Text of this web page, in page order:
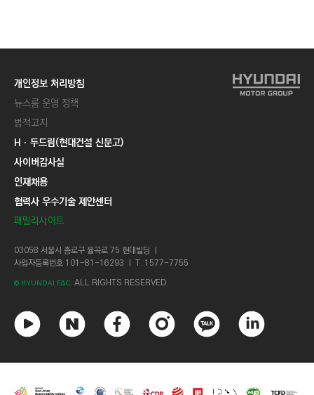
개인정보 처리방침
뉴스룸 운영 정책
법적고지
Hㆍ두드림(현대건설 신문고)
사이버감사실
인재채용
협력사 우수기술 제안센터
패밀리사이트
03058 서울시 종로구 율곡로 75 현대빌딩 ㅣ
사업자등록번호 101-81-16293 ㅣ T. 1577-7755
© HYUNDAI E&C. ALL RIGHTS RESERVED.
튜
브
이
이
스
스
타
카
오
크
드